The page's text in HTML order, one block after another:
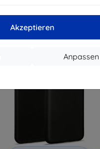
Akzeptieren
Anpassen